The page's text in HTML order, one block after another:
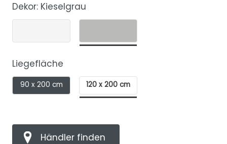
Dekor: Kieselgrau
Liegefläche
90 x 200 cm 120 x 200 cm
Händler finden